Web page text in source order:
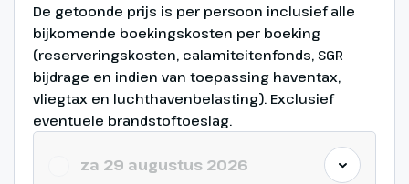
470 km
We verlaten het heerlijke Italië en
rijden via het schitterende
Aostadal door Oostenrijk naar
Zuid-Duitsland voor de laatste
overnachting.
De getoonde prijs is per persoon inclusief alle
bijkomende boekingskosten per boeking
(reserveringskosten, calamiteitenfonds, SGR
bijdrage en indien van toepassing haventax,
vliegtax en luchthavenbelasting). Exclusief
eventuele brandstoftoeslag.
za 29 augustus 2026